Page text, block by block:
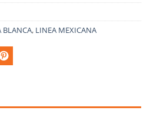
BLANCA, LINEA MEXICANA